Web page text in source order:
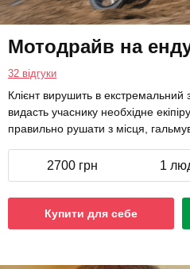
Мотодрайв на
32 відгуки
Клієнт вирушить в екстремальний
видасть учаснику необхідне
правильно рушати з місця,
2700 грн 1
Купити для себе